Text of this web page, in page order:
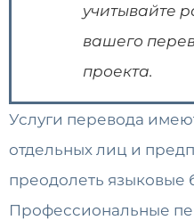
учитывайте
вашего
проекта.
Услуги перевода
отдельных лиц и
преодолеть языковые
Профессиональные